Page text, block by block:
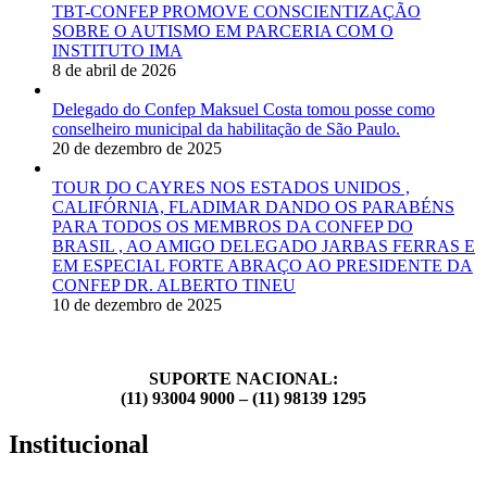
TBT-CONFEP PROMOVE CONSCIENTIZAÇÃO
SOBRE O AUTISMO EM PARCERIA COM O
INSTITUTO IMA
8 de abril de 2026
Delegado do Confep Maksuel Costa tomou posse como
conselheiro municipal da habilitação de São Paulo.
20 de dezembro de 2025
TOUR DO CAYRES NOS ESTADOS UNIDOS ,
CALIFÓRNIA, FLADIMAR DANDO OS PARABÉNS
PARA TODOS OS MEMBROS DA CONFEP DO
BRASIL , AO AMIGO DELEGADO JARBAS FERRAS E
EM ESPECIAL FORTE ABRAÇO AO PRESIDENTE DA
CONFEP DR. ALBERTO TINEU
10 de dezembro de 2025
SUPORTE NACIONAL:
(11) 93004 9000 – (11) 98139 1295
Institucional